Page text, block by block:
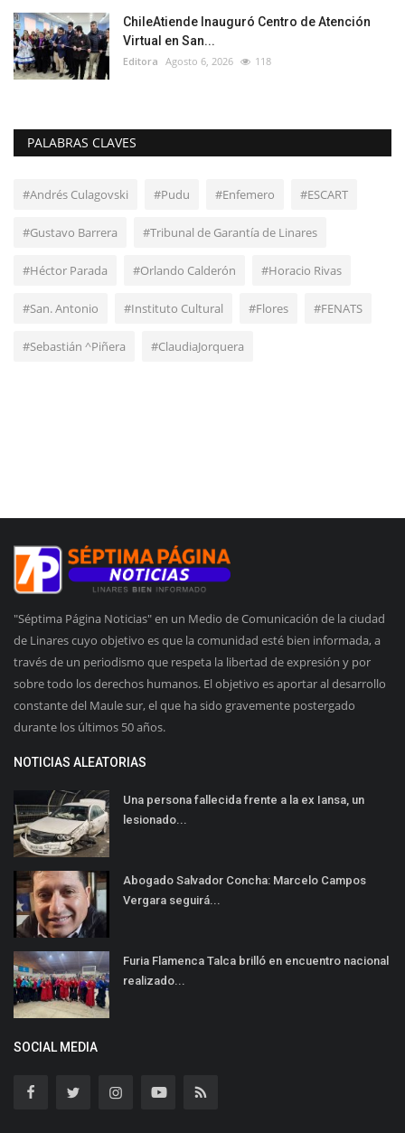
ChileAtiende Inauguró Centro de Atención
Virtual en San...
Editora Agosto 6, 2026 118
PALABRAS CLAVES
#Andrés Culagovski #Pudu #Enfemero #ESCART
#Gustavo Barrera #Tribunal de Garantía de Linares
#Héctor Parada #Orlando Calderón #Horacio Rivas
#San. Antonio #Instituto Cultural #Flores #FENATS
#Sebastián ^Piñera #ClaudiaJorquera
"Séptima Página Noticias" en un Medio de Comunicación de la ciudad
de Linares cuyo objetivo es que la comunidad esté bien informada, a
través de un periodismo que respeta la libertad de expresión y por
sobre todo los derechos humanos. El objetivo es aportar al desarrollo
constante del Maule sur, el que ha sido gravemente postergado
durante los últimos 50 años.
NOTICIAS ALEATORIAS
Una persona fallecida frente a la ex Iansa, un
lesionado...
Abogado Salvador Concha: Marcelo Campos
Vergara seguirá...
Furia Flamenca Talca brilló en encuentro nacional
realizado...
SOCIAL MEDIA